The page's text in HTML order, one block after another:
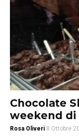
Chocolate
weekend di
Rosa Oliveri 8 Ottobre